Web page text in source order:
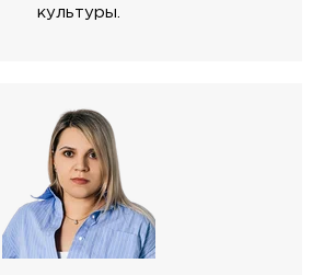
культуры.